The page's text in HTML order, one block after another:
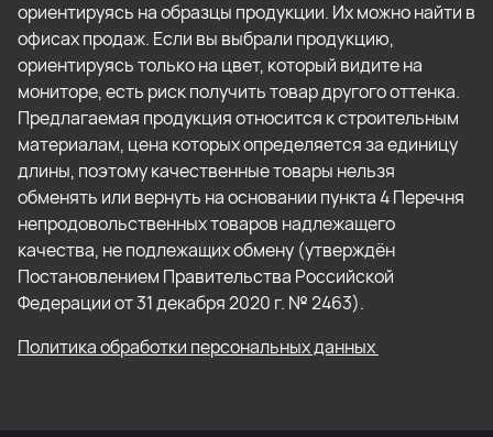
ориентируясь на образцы продукции. Их можно найти в
офисах продаж. Если вы выбрали продукцию,
ориентируясь только на цвет, который видите на
мониторе, есть риск получить товар другого оттенка.
Предлагаемая продукция относится к строительным
материалам, цена которых определяется за единицу
длины, поэтому качественные товары нельзя
обменять или вернуть на основании пункта 4 Перечня
непродовольственных товаров надлежащего
качества, не подлежащих обмену (утверждён
Постановлением Правительства Российской
Федерации от 31 декабря 2020 г. № 2463).
Политика обработки персональных данных